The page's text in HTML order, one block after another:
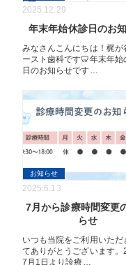
2025.12.29
年末年始休診日のお
みなさんこんにちは！梶が
ースト歯科です🦷年末年始
日のお知らせです…
お知らせ
2025.6.13
7月から診療時間変更
らせ
いつも当院をご利用いただ
てありがとうございます
7月1日より診療…